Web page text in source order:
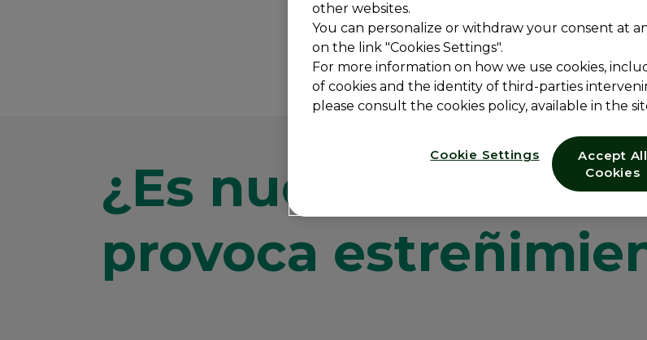
¿Es nuestro estilo
provoca
other websites.
You can personalize or withdraw your consent at
on the link "Cookies Settings".
For more information on how we use cookies,
of cookies and the identity of third-parties
please consult the cookies policy, available in the
Cookie Settings
Accept All
Cookies